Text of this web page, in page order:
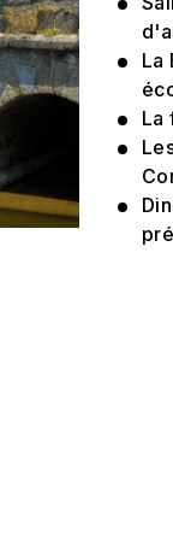
La
La